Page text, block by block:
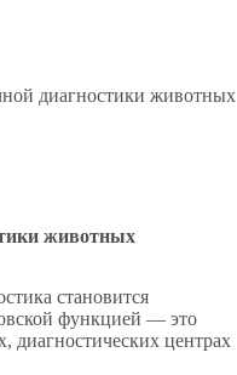
диагностики животных
животных
становится
функцией — это
диагностических центрах